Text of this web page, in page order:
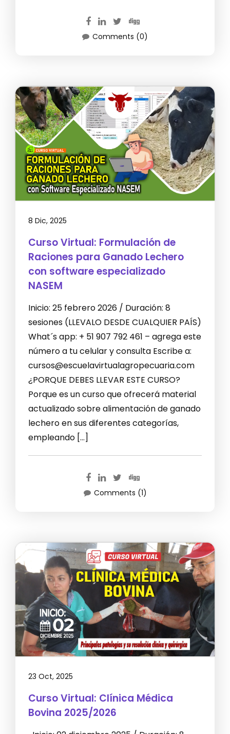
Comments (0)
8 Dic, 2025
Curso Virtual: Formulación de
Raciones para Ganado Lechero
con software especializado
NASEM
Inicio: 25 febrero 2026 / Duración: 8
sesiones (LLEVALO DESDE CUALQUIER PAÍS)
What´s app: + 51 907 792 461 – agrega este
número a tu celular y consulta Escribe a:
cursos@escuelavirtualagropecuaria.com
¿PORQUE DEBES LLEVAR ESTE CURSO?
Porque es un curso que ofrecerá material
actualizado sobre alimentación de ganado
lechero en sus diferentes categorías,
empleando […]
Comments (1)
23 Oct, 2025
Curso Virtual: Clínica Médica
Bovina 2025/2026